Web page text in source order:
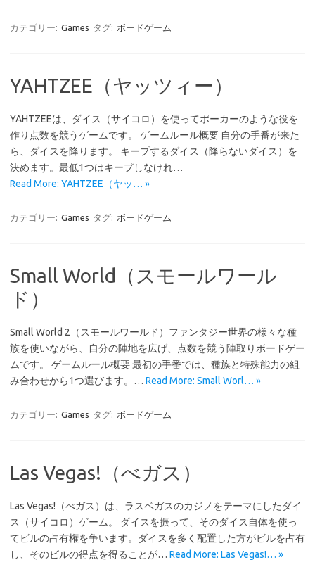
カテゴリー: Games タグ: ボードゲーム
YAHTZEE（ヤッツィー）
YAHTZEEは、ダイス（サイコロ）を使ってポーカーのような役を
作り点数を競うゲームです。 ゲームルール概要 自分の手番が来た
ら、ダイスを降ります。 キープするダイス（降らないダイス）を
決めます。最低1つはキープしなけれ…
Read More: YAHTZEE（ヤッ… »
カテゴリー: Games タグ: ボードゲーム
Small World（スモールワール
ド）
Small World 2（スモールワールド）ファンタジー世界の様々な種
族を使いながら、自分の陣地を広げ、点数を競う陣取りボードゲー
ムです。 ゲームルール概要 最初の手番では、種族と特殊能力の組
み合わせから1つ選びます。… Read More: Small Worl… »
カテゴリー: Games タグ: ボードゲーム
Las Vegas!（べガス）
Las Vegas!（べガス）は、ラスベガスのカジノをテーマにしたダイ
ス（サイコロ）ゲーム。 ダイスを振って、そのダイス自体を使っ
てビルの占有権を争います。ダイスを多く配置した方がビルを占有
し、そのビルの得点を得ることが… Read More: Las Vegas!… »